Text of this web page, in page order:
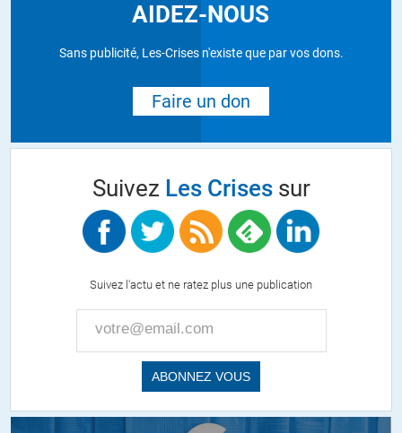
AIDEZ-NOUS
Sans publicité, Les-Crises n'existe que par vos dons.
Faire un don
Suivez Les Crisessur
Suivez l'actu et ne ratez plus une publication